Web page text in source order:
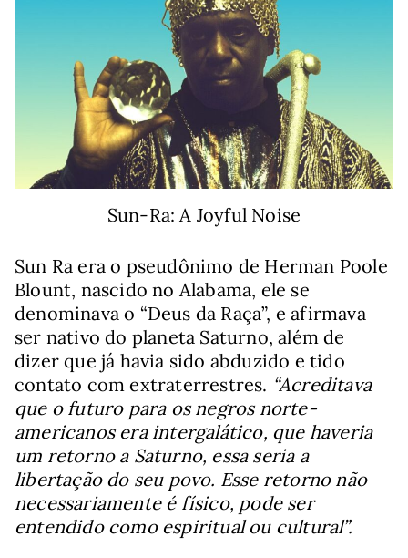
Sun-Ra: A Joyful Noise
Sun Ra era o pseudônimo de Herman Poole
Blount, nascido no Alabama, ele se
denominava o “Deus da Raça”, e afirmava
ser nativo do planeta Saturno, além de
dizer que já havia sido abduzido e tido
contato com extraterrestres. “Acreditava
que o futuro para os negros norte-
americanos era intergalático, que haveria
um retorno a Saturno, essa seria a
libertação do seu povo. Esse retorno não
necessariamente é físico, pode ser
entendido como espiritual ou cultural”.